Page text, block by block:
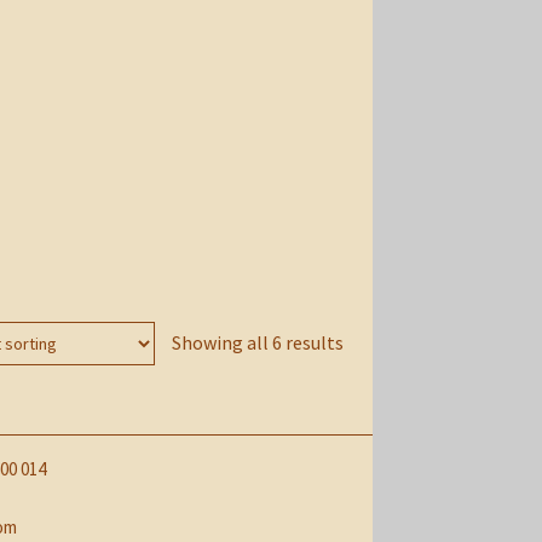
Showing all 6 results
014